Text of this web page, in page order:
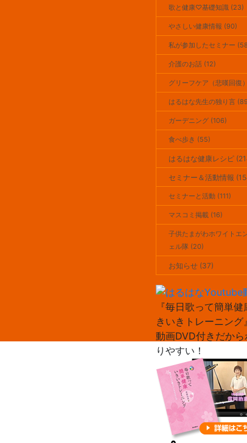
歌と健康♡基礎知識 (23)
やさしい健康情報 (90)
私が参加したセミナー
介護のお話 (12)
グリーフケア（悲嘆回復
はるはな先生の独り言
ガーデニング (106)
食べ歩き (55)
はるはな健康レシピ
セミナー＆活動情報
セミナーと活動 (111)
マスコミ掲載 (16)
子供たまがわホワイトエ
ェル隊 (20)
お知らせ (37)
『毎日歌って簡単健
きいきトレーニング』
動画DVD付きだから
りやすい！